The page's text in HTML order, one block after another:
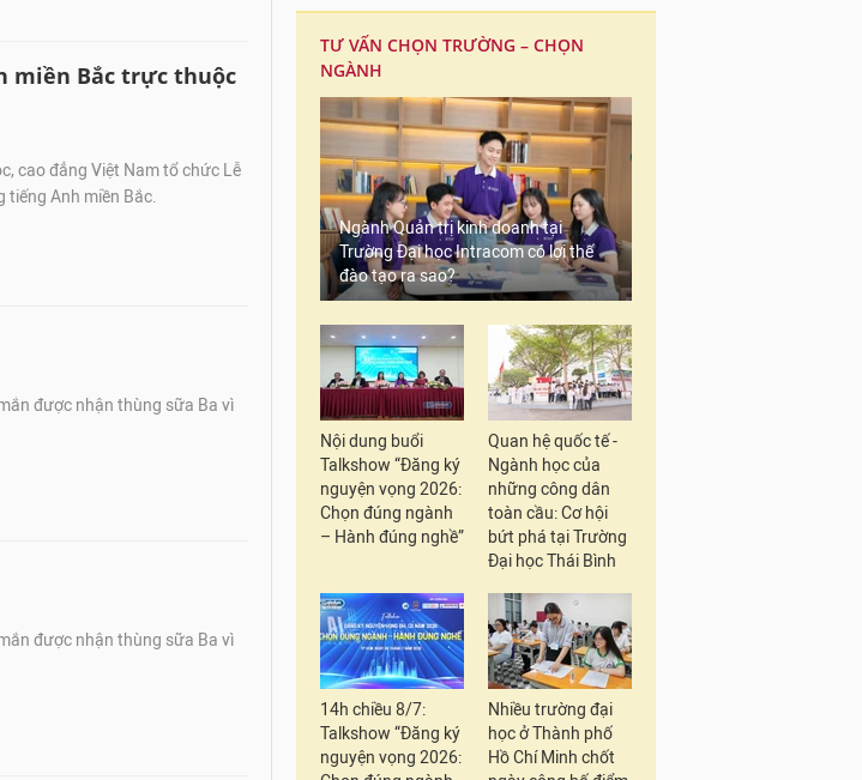
miền Bắc trực thuộc
cao đẳng Việt Nam tổ chức Lễ
tiếng Anh miền Bắc.
được nhận thùng sữa Ba vì
được nhận thùng sữa Ba vì
TƯ VẤN CHỌN TRƯỜNG – CHỌN
NGÀNH
Ngành Quản trị kinh doanh tại
Trường Đại học Intracom có lợi thế
đào tạo ra sao?
Nội dung buổi
Talkshow “Đăng ký
nguyện vọng 2026:
Chọn đúng ngành
– Hành đúng nghề”
Quan hệ quốc tế -
Ngành học của
những công dân
toàn cầu: Cơ hội
bứt phá tại Trường
Đại học Thái Bình
14h chiều 8/7:
Talkshow “Đăng ký
nguyện vọng 2026:
Nhiều trường đại
học ở Thành phố
Hồ Chí Minh chốt